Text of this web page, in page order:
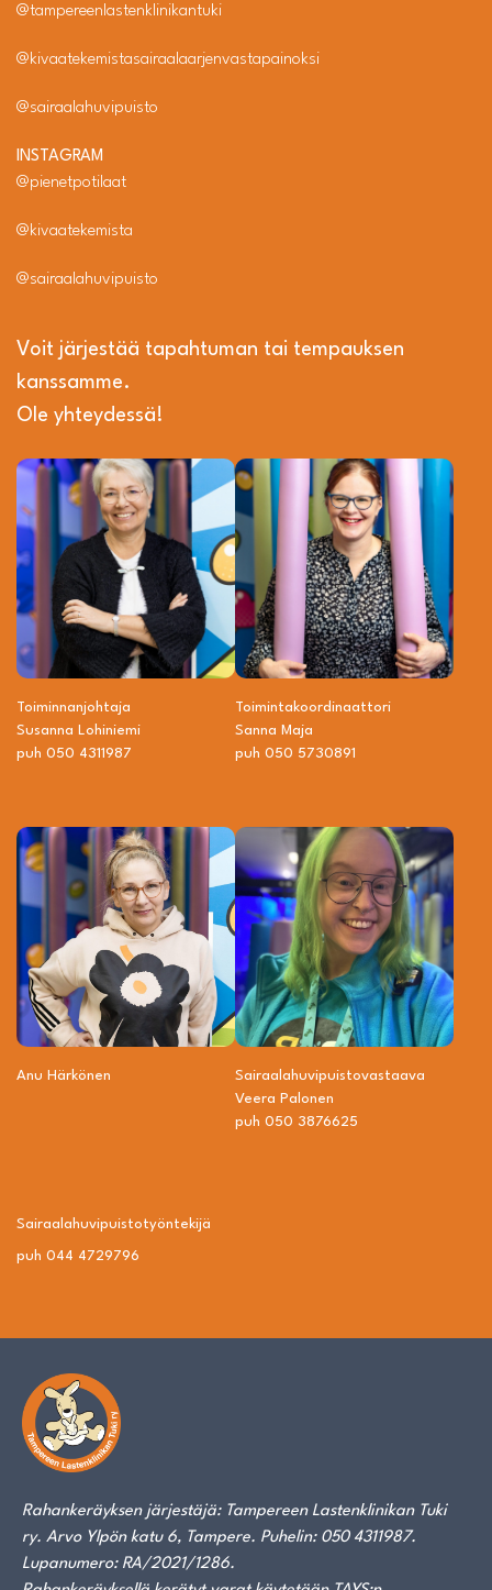
@tampereenlastenklinikantuki
@kivaatekemistasairaalaarjenvastapainoksi
@sairaalahuvipuisto
INSTAGRAM
@pienetpotilaat
@kivaatekemista
@sairaalahuvipuisto
Voit järjestää tapahtuman tai tempauksen
kanssamme.
Ole yhteydessä!
Toiminnanjohtaja
Susanna Lohiniemi
puh 050 4311987
Toiminta­­koordinaattori
Sanna Maja
puh 050 5730891
Anu Härkönen
Sairaalahuvipuisto­vastaava
Veera Palonen
puh 050 3876625
Sairaalahuvipuisto­työntekijä
puh 044 4729796
Rahankeräyksen järjestäjä: Tampereen Lastenklinikan Tuki
ry. Arvo Ylpön katu 6, Tampere. Puhelin: 050 4311987.
Lupanumero: RA/2021/1286.